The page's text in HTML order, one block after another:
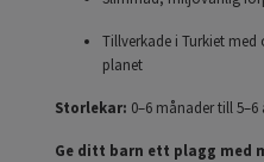
Tillverkade i Turkiet
planet
Storlekar: 0–6 månader till 5–6
Ge ditt barn ett plagg med